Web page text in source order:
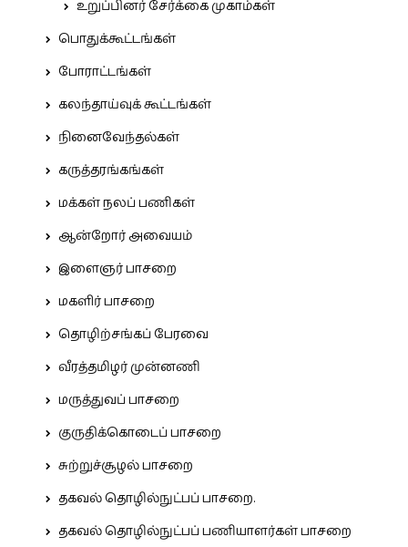
உறுப்பினர் சேர்க்கை முகாம்கள்
பொதுக்கூட்டங்கள்
போராட்டங்கள்
கலந்தாய்வுக் கூட்டங்கள்
நினைவேந்தல்கள்
கருத்தரங்கங்கள்
மக்கள் நலப் பணிகள்
ஆன்றோர் அவையம்
இளைஞர் பாசறை
மகளிர் பாசறை
தொழிற்சங்கப் பேரவை
வீரத்தமிழர் முன்னணி
மருத்துவப் பாசறை
குருதிக்கொடைப் பாசறை
சுற்றுச்சூழல் பாசறை
தகவல் தொழில்நுட்பப் பாசறை.
தகவல் தொழில்நுட்பப் பணியாளர்கள் பாசறை